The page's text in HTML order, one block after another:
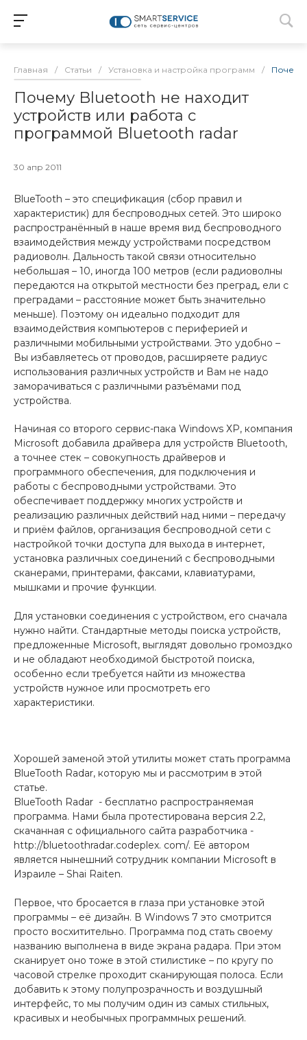
Главная / Статьи / Установка и настройка программ / Почему
Почему Bluetooth не находит
устройств или работа с
программой Bluetooth radar
30 апр 2011
BlueTooth – это спецификация (сбор правил и
характеристик) для беспроводных сетей. Это широко
распространённый в наше время вид беспроводного
взаимодействия между устройствами посредством
радиоволн. Дальность такой связи относительно
небольшая – 10, иногда 100 метров (если радиоволны
передаются на открытой местности без преград, ели с
преградами – расстояние может быть значительно
меньше). Поэтому он идеально подходит для
взаимодействия компьютеров с периферией и
различными мобильными устройствами. Это удобно –
Вы избавляетесь от проводов, расширяете радиус
использования различных устройств и Вам не надо
заморачиваться с различными разъёмами под
устройства.
Начиная со второго сервис-пака Windows ХР, компания
Microsoft добавила драйвера для устройств Bluetooth,
а точнее стек – совокупность драйверов и
программного обеспечения, для подключения и
работы с беспроводными устройствами. Это
обеспечивает поддержку многих устройств и
реализацию различных действий над ними – передачу
и приём файлов, организация беспроводной сети с
настройкой точки доступа для выхода в интернет,
установка различных соединений с беспроводными
сканерами, принтерами, факсами, клавиатурами,
мышками и прочие функции.
Для установки соединения с устройством, его сначала
нужно найти. Стандартные методы поиска устройств,
предложенные Microsoft, выглядят довольно громоздко
и не обладают необходимой быстротой поиска,
особенно если требуется найти из множества
устройств нужное или просмотреть его
характеристики.
Хорошей заменой этой утилиты может стать программа
BlueTooth Radar, которую мы и рассмотрим в этой
статье.
BlueTooth Radar - бесплатно распространяемая
программа. Нами была протестирована версия 2.2,
скачанная с официального сайта разработчика -
http://bluetoothradar.codeplex. com/. Её автором
является нынешний сотрудник компании Microsoft в
Израиле – Shai Raiten.
Первое, что бросается в глаза при установке этой
программы – её дизайн. В Windows 7 это смотрится
просто восхитительно. Программа под стать своему
названию выполнена в виде экрана радара. При этом
сканирует оно тоже в этой стилистике – по кругу по
часовой стрелке проходит сканирующая полоса. Если
добавить к этому полупрозрачность и воздушный
интерфейс, то мы получим один из самых стильных,
красивых и необычных программных решений.